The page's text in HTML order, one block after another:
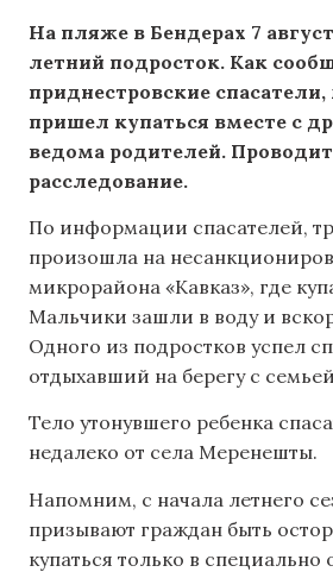
На пляже в Бендерах 7
летний подросток. Как
приднестровские
пришел купаться вместе с
ведома родителей.
расследование.
По информации спасателей,
произошла на
микрорайона «Кавказ», где
Мальчики зашли в воду и
Одного из подростков успел
отдыхавший на берегу с
Тело утонувшего ребенка
недалеко от села Меренешты.
Напомним, с начала летнего
призывают граждан быть
купаться только в специально